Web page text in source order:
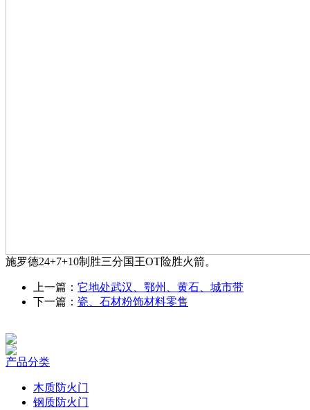
施罗德24+7+10制胜三分国王OT险胜火箭。
上一篇： 它地处武汉、鄂州、黄石、城市带
下一篇： 瓷、石材粉饰材料零售
产品分类
木质防火门
钢质防火门